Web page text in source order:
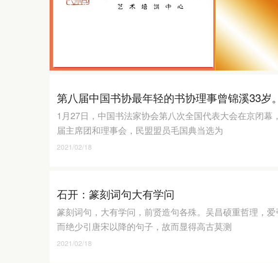
第八届中国书协最年轻的书协理事曾锦溪33岁。
1月27日，中国书法家协会第八次全国代表大会在京闭幕
届主席团和理事会，民盟盟员毛国典当选为
2021/02/18
石开：篆刻词句大有学问
篆刻词句，大有学问，前贤造句各殊。吴昌硕重哲理，
而绝少引唐宋以降的句子，故而显得高古莫测
2021/02/18